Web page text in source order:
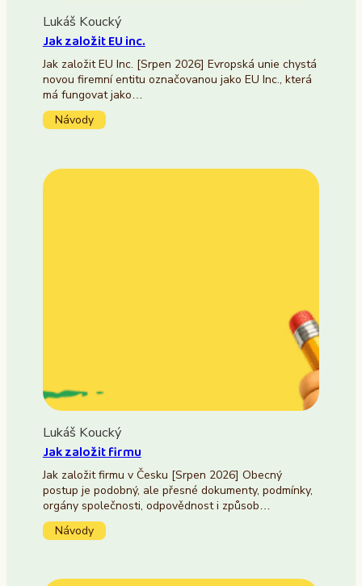
Lukáš Koucký
Jak založit EU inc.
Jak založit EU Inc. [Srpen 2026] Evropská unie chystá
novou firemní entitu označovanou jako EU Inc., která
má fungovat jako…
Návody
Lukáš Koucký
Jak založit firmu
Jak založit firmu v Česku [Srpen 2026] Obecný
postup je podobný, ale přesné dokumenty, podmínky,
orgány společnosti, odpovědnost i způsob…
Návody